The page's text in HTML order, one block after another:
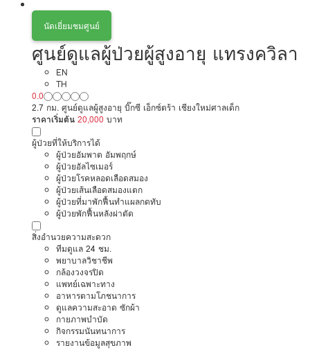
นัดเยี่ยมชมศูนย์
ศูนย์ดูแลผู้ป่วยผู้สูงอายุ แทรงควิลา
EN
TH
0.0
2.7 กม. ศูนย์ดูแลผู้สูงอายุ บิ๊กซี เอ็กซ์ตร้า เชียงใหม่ศาลเด็ก
ราคาเริ่มต้น 20,000 บาท
ผู้ป่วยที่ให้บริการได้
ผู้ป่วยอัมพาต อัมพฤกษ์
ผู้ป่วยอัลไซเมอร์
ผู้ป่วยโรคหลอดเลือดสมอง
ผู้ป่วยเส้นเลือดสมองแตก
ผู้ป่วยที่มาพักฟื้นทำแผลกดทับ
ผู้ป่วยพักฟื้นหลังผ่าตัด
สิ่งอำนวยความสะดวก
ทีมดูแล 24 ชม.
พยาบาลวิชาชีพ
กล้องวงจรปิด
แพทย์เฉพาะทาง
อาหารตามโภชนาการ
ดูแลความสะอาด ซักผ้า
กายภาพบำบัด
กิจกรรมนันทนาการ
รายงานข้อมูลสุขภาพ